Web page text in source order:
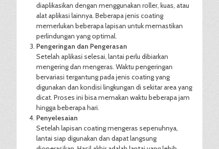
diaplikasikan dengan menggunakan roller, kuas, atau
alat aplikasi lainnya. Beberapa jenis coating
memerlukan beberapa lapisan untuk memastikan
perlindungan yang optimal.
Pengeringan dan Pengerasan
Setelah aplikasi selesai, lantai perlu dibiarkan
mengering dan mengeras. Waktu pengeringan
bervariasi tergantung pada jenis coating yang
digunakan dan kondisi lingkungan di sekitar area yang
dicat. Proses ini bisa memakan waktu beberapa jam
hingga beberapa hari.
Penyelesaian
Setelah lapisan coating mengeras sepenuhnya,
lantai siap digunakan dan dapat langsung